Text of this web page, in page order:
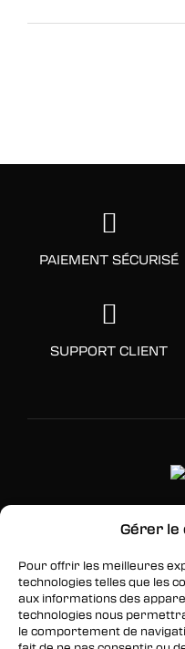
Gérer le
Pour offrir les meilleures
technologies telles que les
aux informations des
technologies nous
le comportement de
PAIEMENT SÉCURISÉ
SUPPORT CLIENT